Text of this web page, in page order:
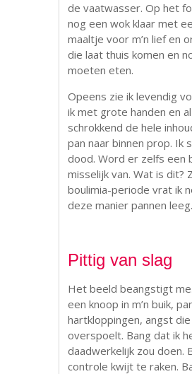
de vaatwasser. Op het
nog een wok klaar met
maaltje voor m’n lief en
die laat thuis komen en
moeten eten.
Opeens zie ik levendig
ik met grote handen en al
schrokkend de hele
pan naar binnen prop. Ik
dood. Word er zelfs een
misselijk van. Wat is dit?
boulimia-periode vrat ik
deze manier pannen leeg.
Pittig van slag
Het beeld beangstigt
een knoop in m’n buik,
hartkloppingen, angst
overspoelt. Bang dat ik
daadwerkelijk zou doen.
controle kwijt te raken.